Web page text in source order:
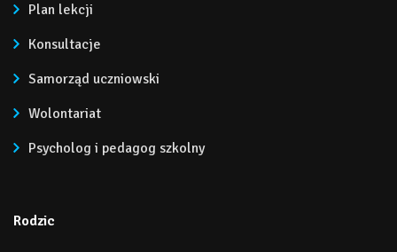
Plan lekcji
Konsultacje
Samorząd uczniowski
Wolontariat
Psycholog i pedagog szkolny
Rodzic